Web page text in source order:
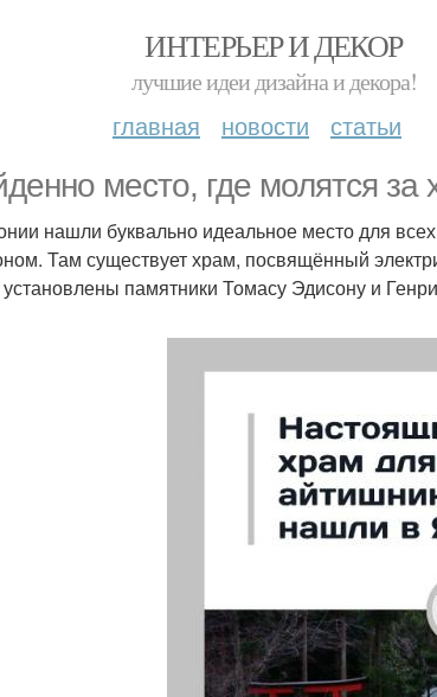
ИНТЕРЬЕР И ДЕКОР
лучшие идеи дизайна и декора!
главная новости статьи
место, где молятся за
нашли буквально идеальное место для
Там существует храм, посвящённый
памятники Томасу Эдисону и